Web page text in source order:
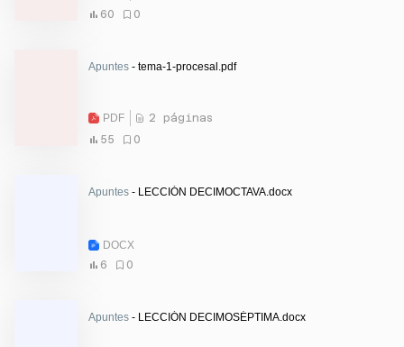
60
0
Apuntes - tema-1-procesal.pdf
PDF
2 páginas
55
0
Apuntes - LECCIÓN DECIMOCTAVA.docx
DOCX
6
0
Apuntes - LECCIÓN DECIMOSÉPTIMA.docx